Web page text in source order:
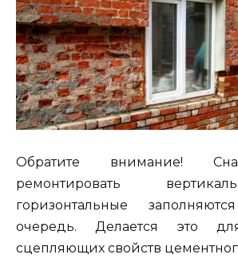
Обратите внимание!
ремонтировать
горизонтальные
очередь. Делается это
сцепляющих свойств